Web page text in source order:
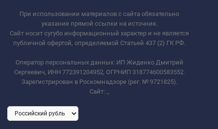
При использовании материалов с сайта обязательно
указание прямой ссылки на источник.
Сайт носит сугубо информационный характер и не является
публичной офертой, определяемой Статьей 437 (2) ГК РФ.
Оператор персональных данных: ИП Жиденко Дмитрий
Сергеевич, ИНН 772391204952, ОГРНИП 318774600583552.
Зарегистрирован в Роскомнадзоре (рег. № 9721825).
Сайт: